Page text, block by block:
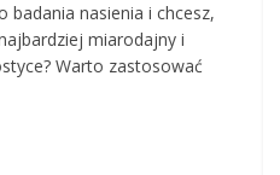
badania nasienia i chcesz,
miarodajny i
Warto zastosować